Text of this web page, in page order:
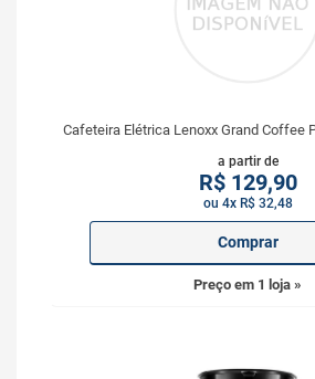
Cafeteira Elétrica Lenoxx Grand Coffee
a partir de
R$129,90
ou 4x R$ 32,48
Comprar
Preço em 1 loja »